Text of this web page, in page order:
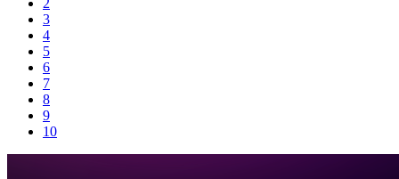
2
3
4
5
6
7
8
9
10